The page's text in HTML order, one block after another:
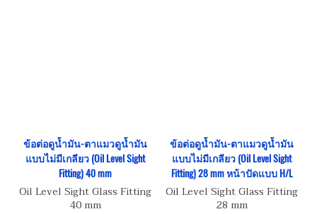
ข้อต่อดูน้ำมัน-ตาแมวดูน้ำมัน
แบบไม่มีเกลียว (Oil Level Sight
Fitting) 40 mm
Oil Level Sight Glass Fitting
40 mm
ข้อต่อดูน้ำมัน-ตาแมวดูน้ำมัน
แบบไม่มีเกลียว (Oil Level Sight
Fitting) 28 mm หน้าปัดแบบ H/L
Oil Level Sight Glass Fitting
28 mm